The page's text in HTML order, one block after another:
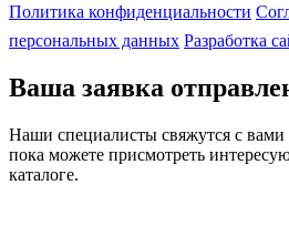
Политика конфиденциальности
персональных данных Разработка
Ваша заявка
Наши специалисты свяжутся с
пока можете присмотреть
каталоге.